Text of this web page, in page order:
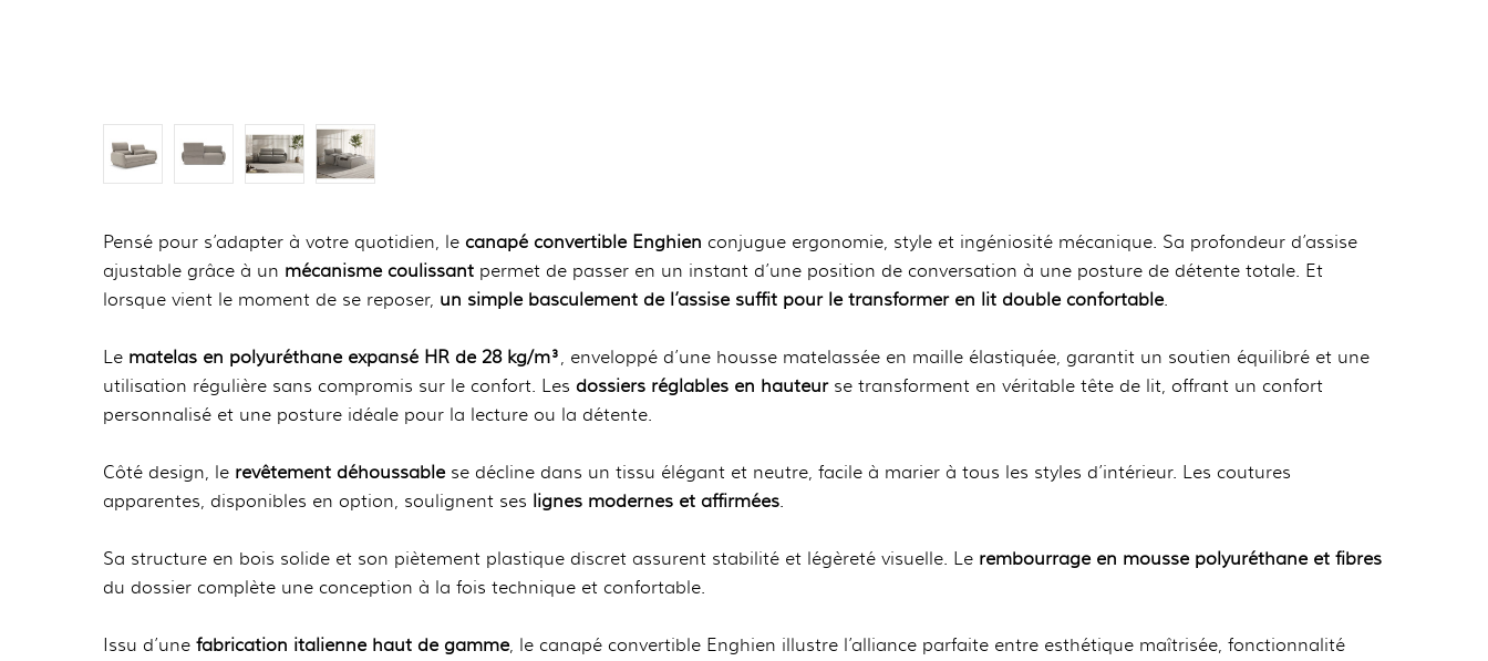
Pensé pour s’adapter à votre quotidien, le canapé convertible Enghien conjugue ergonomie, style et ingéniosité mécanique. Sa profondeur d’assise
ajustable grâce à un mécanisme coulissant permet de passer en un instant d’une position de conversation à une posture de détente totale. Et
lorsque vient le moment de se reposer, un simple basculement de l’assise suffit pour le transformer en lit double confortable.
Le matelas en polyuréthane expansé HR de 28 kg/m³, enveloppé d’une housse matelassée en maille élastiquée, garantit un soutien équilibré et une
utilisation régulière sans compromis sur le confort. Les dossiers réglables en hauteurse transforment en véritable tête de lit, offrant un confort
personnalisé et une posture idéale pour la lecture ou la détente.
Côté design, le revêtement déhoussablese décline dans un tissu élégant et neutre, facile à marier à tous les styles d’intérieur. Les coutures
apparentes, disponibles en option, soulignent ses lignes modernes et affirmées.
Sa structure en bois solide et son piètement plastique discret assurent stabilité et légèreté visuelle. Le rembourrage en mousse polyuréthane et fibres
du dossier complète une conception à la fois technique et confortable.
Issu d’une fabrication italienne haut de gamme, le canapé convertible Enghien illustre l’alliance parfaite entre esthétique maîtrisée, fonctionnalité